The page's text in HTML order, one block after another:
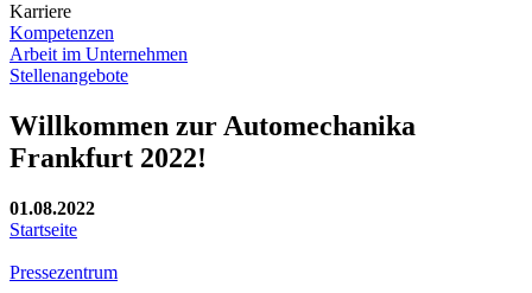
Karriere
Kompetenzen
Arbeit im Unternehmen
Stellenangebote
Willkommen zur Automechanika
Frankfurt 2022!
01.08.2022
Startseite
Pressezentrum